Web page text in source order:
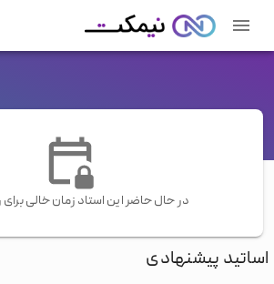
در حال حاضر این استاد زمان خالی برای
اساتید پیشنهادی